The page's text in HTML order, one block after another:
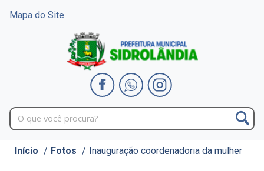
Mapa do Site
Início / Fotos / Inauguração coordenadoria da mulher